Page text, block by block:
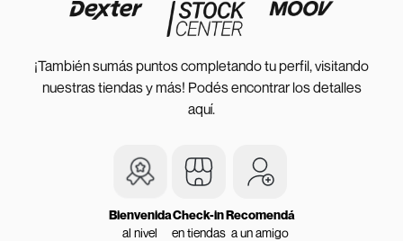
¡También sumás puntos completando tu perfil, visitando
nuestras tiendas y más! Podés encontrar los detalles
aquí.
Bienvenida
al nivel
Check-in
en tiendas
Recomendá
a un amigo